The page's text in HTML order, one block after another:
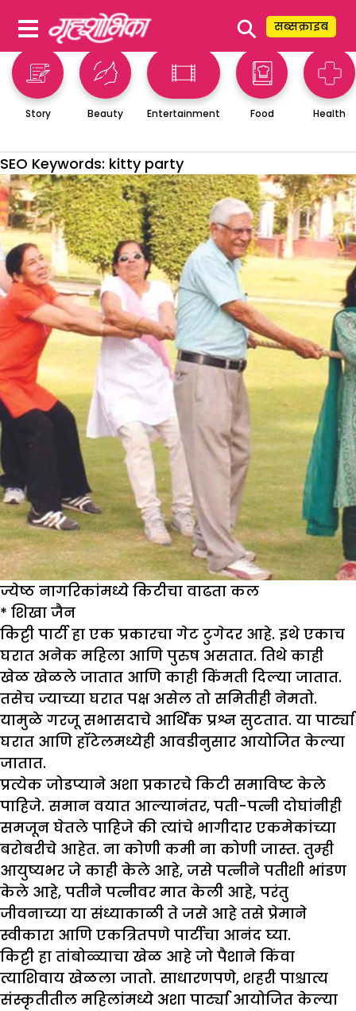
⚲ सब्सक्राइब
Story Beauty Entertainment Food Health
SEO Keywords: kitty party
ज्येष्ठ नागरिकांमध्ये किटीचा वाढता कल
* शिखा जैन
किट्टी पार्टी हा एक प्रकारचा गेट टुगेदर आहे. इथे एकाच
घरात अनेक महिला आणि पुरुष असतात. तिथे काही
खेळ खेळले जातात आणि काही किंमती दिल्या जातात.
तसेच ज्याच्या घरात पक्ष असेल तो समितीही नेमतो.
यामुळे गरजू सभासदाचे आर्थिक प्रश्न सुटतात. या पार्ट्या
घरात आणि हॉटेलमध्येही आवडीनुसार आयोजित केल्या
जातात.
प्रत्येक जोडप्याने अशा प्रकारचे किटी समाविष्ट केले
पाहिजे. समान वयात आल्यानंतर, पती-पत्नी दोघांनीही
समजून घेतले पाहिजे की त्यांचे भागीदार एकमेकांच्या
बरोबरीचे आहेत. ना कोणी कमी ना कोणी जास्त. तुम्ही
आयुष्यभर जे काही केले आहे, जसे पत्नीने पतीशी भांडण
केले आहे, पतीने पत्नीवर मात केली आहे, परंतु
जीवनाच्या या संध्याकाळी ते जसे आहे तसे प्रेमाने
स्वीकारा आणि एकत्रितपणे पार्टीचा आनंद घ्या.
किट्टी हा तांबोळ्याचा खेळ आहे जो पैशाने किंवा
त्याशिवाय खेळला जातो. साधारणपणे, शहरी पाश्चात्य
संस्कृतीतील महिलांमध्ये अशा पार्ट्या आयोजित केल्या